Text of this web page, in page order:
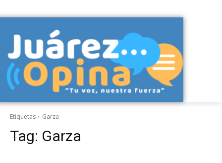
Etiquetas Garza
Tag: Garza